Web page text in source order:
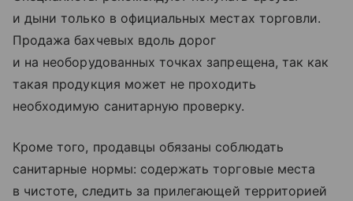
и дыни только в официальных местах торговли.
Продажа бахчевых вдоль дорог
и на необорудованных точках запрещена, так как
такая продукция может не проходить
необходимую санитарную проверку.
Кроме того, продавцы обязаны соблюдать
санитарные нормы: содержать торговые места
в чистоте, следить за прилегающей территорией